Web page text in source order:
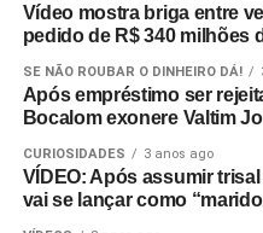
Vídeo mostra briga entre
pedido de R$ 340 milhões
SE NÃO ROUBAR O DINHEIRO DÁ!
Após empréstimo ser
Bocalom exonere Valtim
CURIOSIDADES 3 anos ago
VÍDEO: Após assumir
vai se lançar como